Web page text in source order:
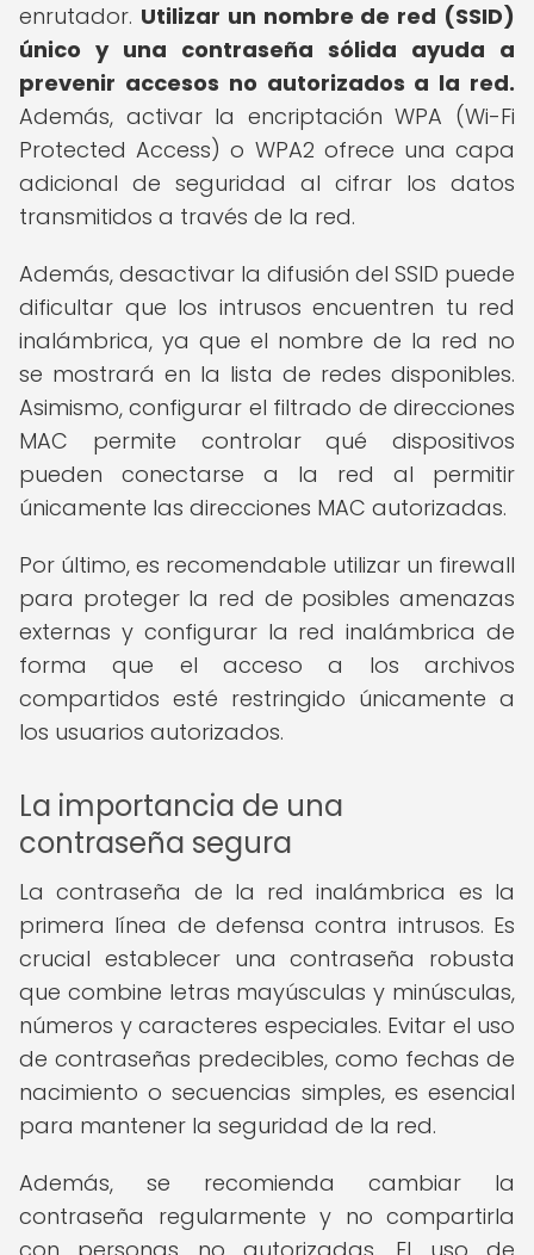
enrutador. Utilizar un nombre de red (SSID)
único y una contraseña sólida ayuda a
prevenir accesos no autorizados a la red.
Además, activar la encriptación WPA (Wi-Fi
Protected Access) o WPA2 ofrece una capa
adicional de seguridad al cifrar los datos
transmitidos a través de la red.
Además, desactivar la difusión del SSID puede
dificultar que los intrusos encuentren tu red
inalámbrica, ya que el nombre de la red no
se mostrará en la lista de redes disponibles.
Asimismo, configurar el filtrado de direcciones
MAC permite controlar qué dispositivos
pueden conectarse a la red al permitir
únicamente las direcciones MAC autorizadas.
Por último, es recomendable utilizar un firewall
para proteger la red de posibles amenazas
externas y configurar la red inalámbrica de
forma que el acceso a los archivos
compartidos esté restringido únicamente a
los usuarios autorizados.
La importancia de una
contraseña segura
La contraseña de la red inalámbrica es la
primera línea de defensa contra intrusos. Es
crucial establecer una contraseña robusta
que combine letras mayúsculas y minúsculas,
números y caracteres especiales. Evitar el uso
de contraseñas predecibles, como fechas de
nacimiento o secuencias simples, es esencial
para mantener la seguridad de la red.
Además, se recomienda cambiar la
contraseña regularmente y no compartirla